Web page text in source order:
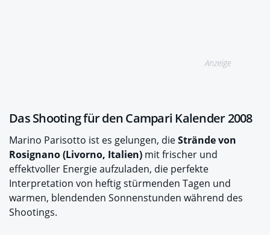
Anzeige
Das Shooting für den Campari Kalender 2008
Marino Parisotto ist es gelungen, dieStrände von
Rosignano (Livorno, Italien) mit frischer und
effektvoller Energie aufzuladen, die perfekte
Interpretation von heftig stürmenden Tagen und
warmen, blendenden Sonnenstunden während des
Shootings.